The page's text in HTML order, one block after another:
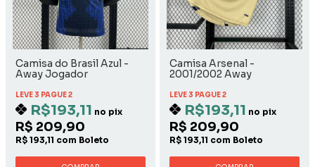
Camisa do Brasil Azul -
Away Jogador
LEVE 3 PAGUE 2
R$193,11 no pix
R$ 209,90
R$ 193,11 com Boleto
Camisa Arsenal -
2001/2002 Away
LEVE 3 PAGUE 2
R$193,11 no pix
R$ 209,90
R$ 193,11 com Boleto